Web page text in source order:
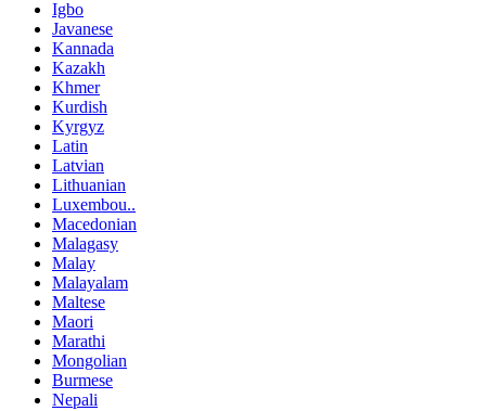
Igbo
Javanese
Kannada
Kazakh
Khmer
Kurdish
Kyrgyz
Latin
Latvian
Lithuanian
Luxembou..
Macedonian
Malagasy
Malay
Malayalam
Maltese
Maori
Marathi
Mongolian
Burmese
Nepali